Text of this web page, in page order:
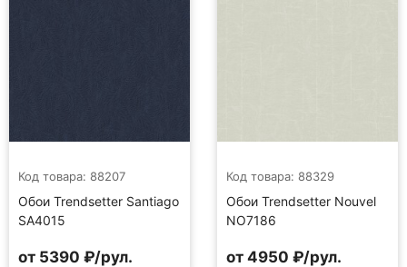
Код товара: 88207
Обои Trendsetter Santiago
SA4015
от 5390 ₽/рул.
Код товара: 88329
Обои Trendsetter Nouvel
NO7186
от 4950 ₽/рул.